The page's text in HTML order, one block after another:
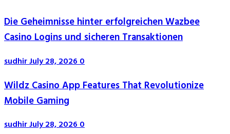
Die Geheimnisse hinter erfolgreichen Wazbee
Casino Logins und sicheren Transaktionen
sudhirJuly 28, 20260
Wildz Casino App Features That Revolutionize
Mobile Gaming
sudhirJuly 28, 20260